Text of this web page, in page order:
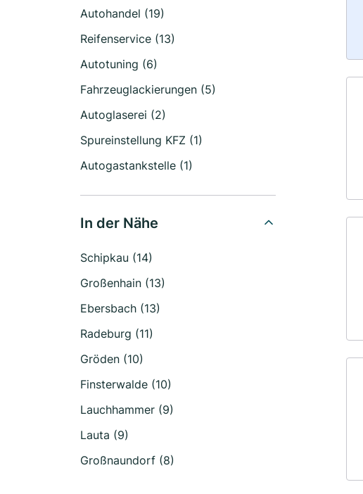
Autohandel (19)
Reifenservice (13)
Autotuning (6)
Fahrzeuglackierungen (5)
Autoglaserei (2)
Spureinstellung KFZ (1)
Autogastankstelle (1)
In der Nähe
Schipkau (14)
Großenhain (13)
Ebersbach (13)
Radeburg (11)
Gröden (10)
Finsterwalde (10)
Lauchhammer (9)
Lauta (9)
Großnaundorf (8)